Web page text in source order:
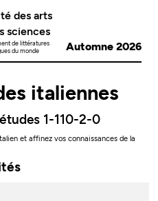
des arts
sciences
de littératures
du monde
Automne 2026
italiennes
1-110-2-0
et affinez vos connaissances de la